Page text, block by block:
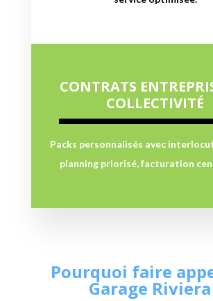
CONTRATS
COLLECTIVITÉ
Packs personnalisés avec
planning priorisé, facturation
Pourquoi faire
Garage Riviera